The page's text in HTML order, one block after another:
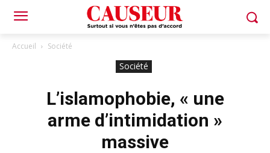
Accueil Société
Société
L’islamophobie, « une
arme d’intimidation »
massive